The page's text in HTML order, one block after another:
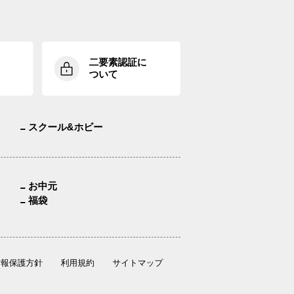
二要素認証に
ついて
スクール&ホビー
お中元
福袋
保護方針 利用規約 サイトマップ